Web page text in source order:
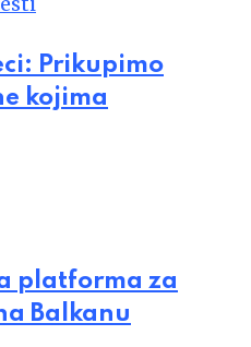
Prikupimo
kojima
platforma za
Balkanu